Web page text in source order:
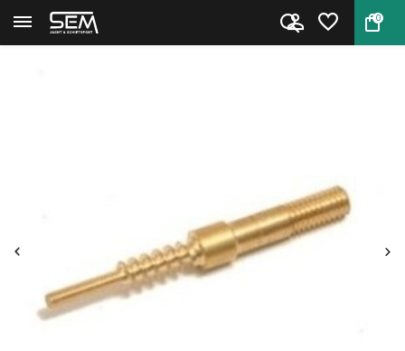
0
Terug Home Schoonmaakproppen adapter van ...